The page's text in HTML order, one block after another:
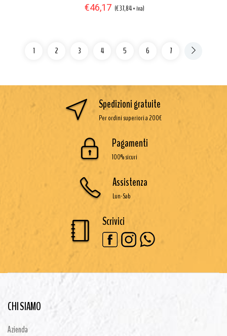
€46,17 (€ 37,84 + iva)
1 2 3 4 5 6 7
Spedizioni gratuite
Per ordini superiori a 200€
Pagamenti
100% sicuri
Assistenza
Lun-Sab
Scrivici
CHI SIAMO
Azienda